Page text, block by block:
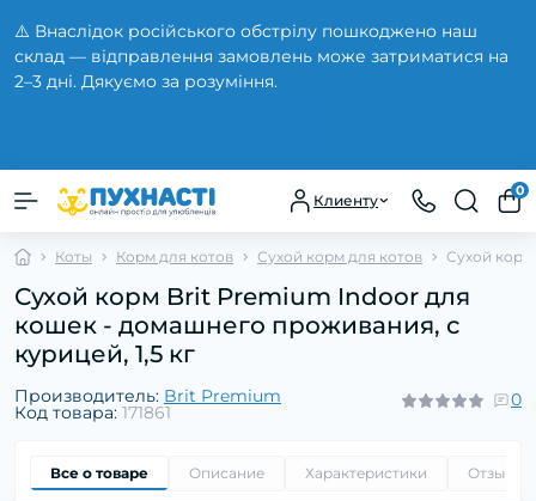
⚠️ Внаслідок російського обстрілу пошкоджено наш
склад — відправлення замовлень може затриматися на
2–3 дні. Дякуємо за розуміння.
Клиенту
0
Коты Корм для котов Сухой корм для котов Сухой
Сухой корм Brit Premium Indoor для
кошек - домашнего проживания, с
курицей, 1,5 кг
Производитель: Brit Premium
Код товара: 171861
0
Все о товаре Описание Характеристики Отзывы